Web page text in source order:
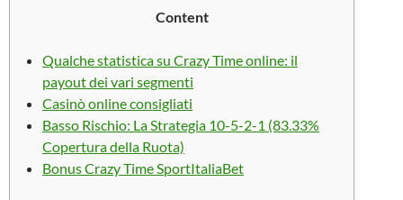
Content
Qualche statistica su Crazy Time online: il
payout dei vari segmenti
Casinò online consigliati
Basso Rischio: La Strategia 10-5-2-1 (83.33%
Copertura della Ruota)
Bonus Crazy Time SportItaliaBet